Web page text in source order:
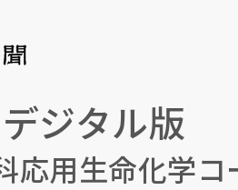
デジタル版
応用生命化学コ